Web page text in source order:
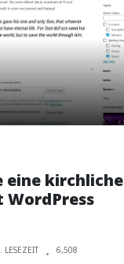
eine kirchliche
LESEZEIT 6,508